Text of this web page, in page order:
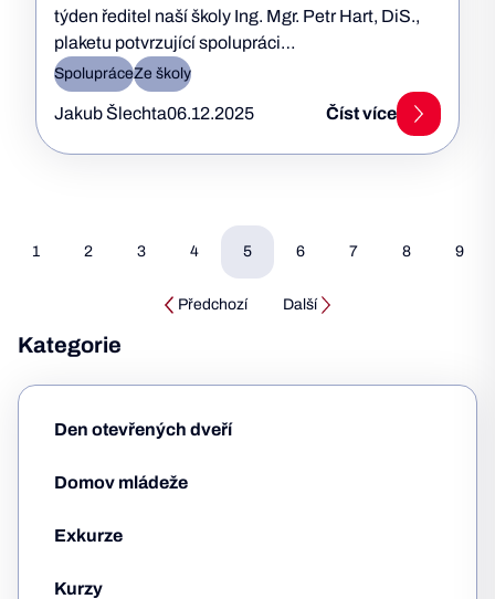
týden ředitel naší školy Ing. Mgr. Petr Hart, DiS.,
plaketu potvrzující spolupráci…
SpolupráceZe školy
Jakub Šlechta06.12.2025 Číst více
Předchozí
1 2 3 4 5 6 7 8 9
Další
Kategorie
Den otevřených dveří
Domov mládeže
Exkurze
Kurzy